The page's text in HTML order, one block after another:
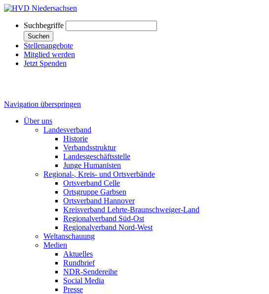
Suchbegriffe
Suchen
Stellenangebote
Mitglied werden
Jetzt Spenden
Navigation überspringen
Über uns
Landesverband
Historie
Verbandsstruktur
Landesgeschäftsstelle
Junge Humanisten
Regional-, Kreis- und Ortsverbände
Ortsverband Celle
Ortsgruppe Garbsen
Ortsverband Hannover
Kreisverband Lehrte-Braunschweiger-Land
Regionalverband Süd-Ost
Regionalverband Nord-West
Weltanschauung
Medien
Aktuelles
Rundbrief
NDR-Sendereihe
Social Media
Presse